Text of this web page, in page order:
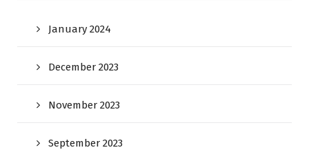
January 2024
December 2023
November 2023
September 2023